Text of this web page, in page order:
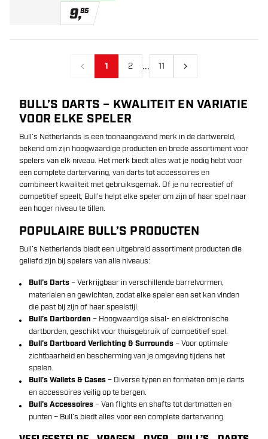
9,95
Vorige
1 2 ... 11 Volgende
BULL’S DARTS – KWALITEIT EN VARIATIE
VOOR ELKE SPELER
Bull’s Netherlands is een toonaangevend merk in de dartwereld,
bekend om zijn hoogwaardige producten en brede assortiment voor
spelers van elk niveau. Het merk biedt alles wat je nodig hebt voor
een complete dartervaring, van darts tot accessoires en
combineert kwaliteit met gebruiksgemak. Of je nu recreatief of
competitief speelt, Bull’s helpt elke speler om zijn of haar spel naar
een hoger niveau te tillen.
POPULAIRE BULL’S PRODUCTEN
Bull’s Netherlands biedt een uitgebreid assortiment producten die
geliefd zijn bij spelers van alle niveaus:
Bull’s Darts– Verkrijgbaar in verschillende barrelvormen,
materialen en gewichten, zodat elke speler een set kan vinden
die past bij zijn of haar speelstijl.
Bull’s Dartborden – Hoogwaardige sisal- en elektronische
dartborden, geschikt voor thuisgebruik of competitief spel.
Bull’s Dartboard Verlichting & Surrounds– Voor optimale
zichtbaarheid en bescherming van je omgeving tijdens het
spelen.
Bull’s Wallets & Cases– Diverse typen en formaten om je darts
en accessoires veilig op te bergen.
Bull’s Accessoires– Van flights en shafts tot dartmatten en
punten – Bull’s biedt alles voor een complete dartervaring.